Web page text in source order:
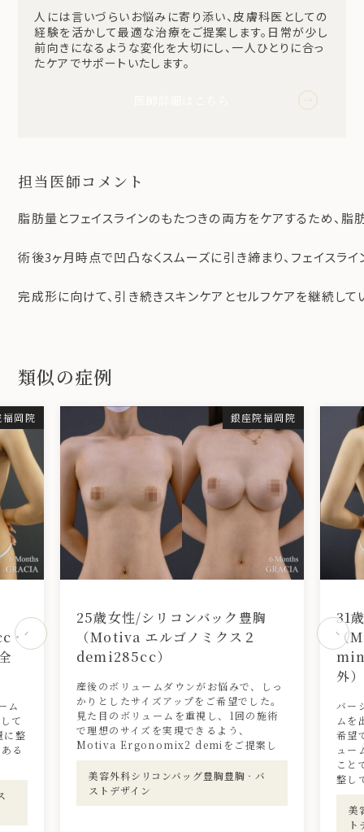
人には言いづらいお悩みに寄り添い、皮膚科医としての
経験を活かして最適な治療をご提案します。日常が少し
前向きになるような変化を大切にし、一人ひとりに合っ
たケアでサポートいたします。
担当医師コメント
脂肪量とフェイスラインのもたつきの両方をケアするため、
術後3ヶ月時点で凹凸なくスムーズに引き締まり、フェイスラ
類似の症例
岡院
・
ム
て
に整
る
銀座院福岡院
25歳女性/シリコンバック豊胸
（Motiva エルゴノミクス２
demi285cc）
産後のボリュームダウンがお悩みで、しっ
かりとしたサイズアップをご希望でした。
見た目のボリュームを重視し、1回の施術
で理想のサイズを実現できるよう、
Motiva Ergonomix2 demiをご提案し
美容外科シリコンバッグ豊胸豊胸‧バ
ストデザイン
31
（
外）
バー
ムを
希望
ュー
こと
整し
美
ト